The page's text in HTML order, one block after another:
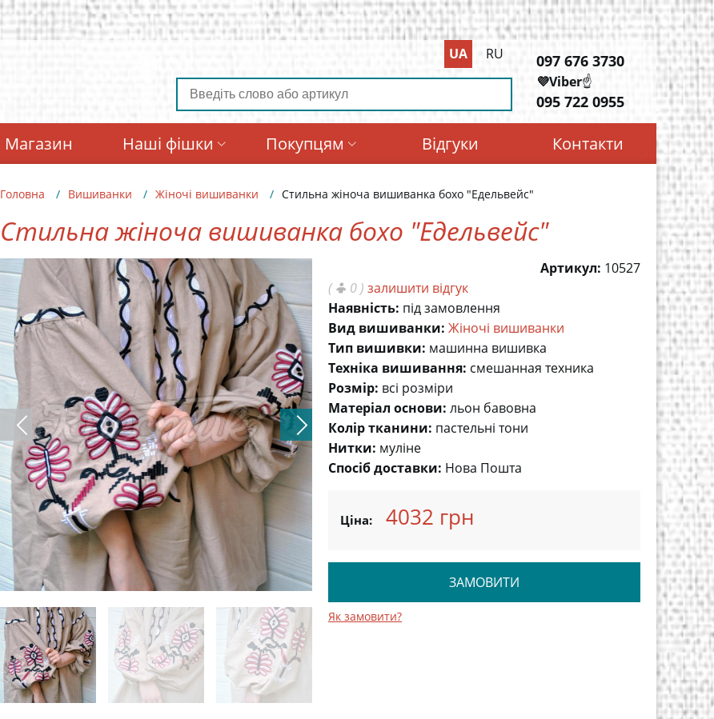
UA RU 097 676 3730
💜Viber☝️
095 722 0955
Магазин Наші фішки Покупцям Відгуки Контакти
Головна Вишиванки Жіночі вишиванки Стильна жіноча вишиванка бохо "Едельвейс"
Стильна жіноча вишиванка бохо "Едельвейс"
Артикул: 10527
(
0 ) залишити відгук
Наявність: під замовлення
Вид вишиванки: Жіночі вишиванки
Тип вишивки: машинна вишивка
Техніка вишивання: cмешанная техника
Розмір: всі розміри
Матеріал основи: льон бавовна
Колір тканини: пастельні тони
Нитки: муліне
Спосіб доставки: Нова Пошта
Ціна: 4032 грн
ЗАМОВИТИ
Як замовити?